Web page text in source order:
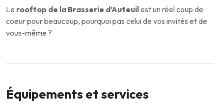
Le rooftop de la Brasserie d’Auteuilest un réel coup de
coeur pour beaucoup, pourquoi pas celui de vos invités et de
vous-même ?
Équipements et services